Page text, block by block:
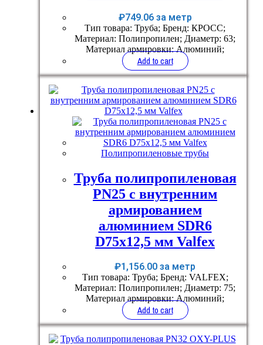
₽749.06за метр
Тип товара: Труба; Бренд: КРОСС;
Материал: Полипропилен; Диаметр: 63;
Материал армировки: Алюминий;
Add to cart
Полипропиленовые трубы
Труба полипропиленовая
PN25 с внутренним
армированием
алюминием SDR6
D75x12,5 мм Valfex
₽1,156.00 за метр
Тип товара: Труба; Бренд: VALFEX;
Материал: Полипропилен; Диаметр: 75;
Материал армировки: Алюминий;
Add to cart